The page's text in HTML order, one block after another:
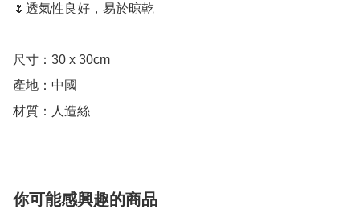
🌷透氣性良好，易於晾乾
尺寸：30 x 30cm
產地：中國
材質：人造絲
你可能感興趣的商品